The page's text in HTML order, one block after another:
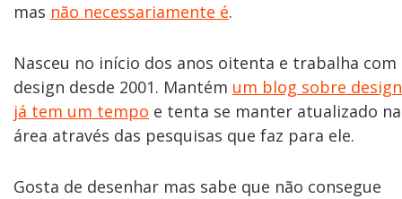
mas não necessariamente é.
Nasceu no início dos anos oitenta e trabalha com
design desde 2001. Mantém um blog sobre design
já tem um tempo e tenta se manter atualizado na
área através das pesquisas que faz para ele.
Gosta de desenhar mas sabe que não consegue